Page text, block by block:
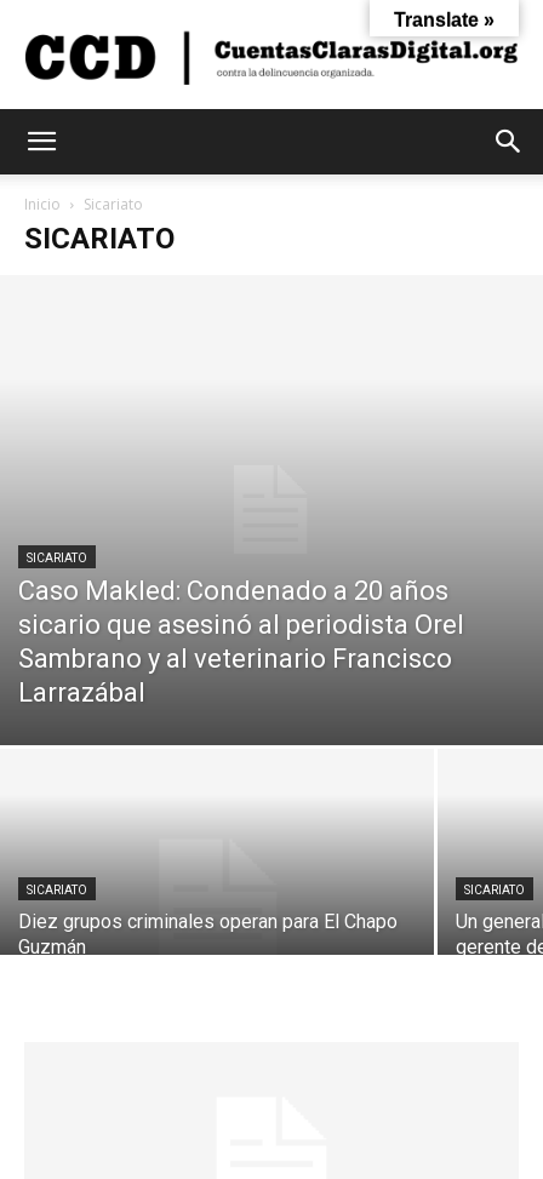
Inicio Sicariato
SICARIATO
SICARIATO
Caso Makled: Condenado a 20 años
sicario que asesinó al periodista Orel
Sambrano y al veterinario Francisco
Larrazábal
SICARIATO
Diez grupos criminales operan para El Chapo
Guzmán
SICARIATO
Un
gerente
Translate »